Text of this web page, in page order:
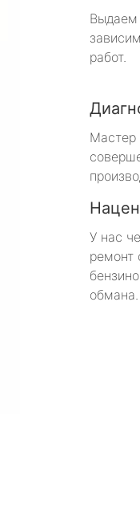
Выдаем
работ.
Мастер
У нас
ремонт
обмана.